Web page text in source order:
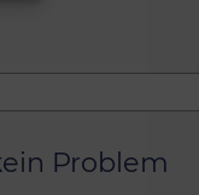
Problem